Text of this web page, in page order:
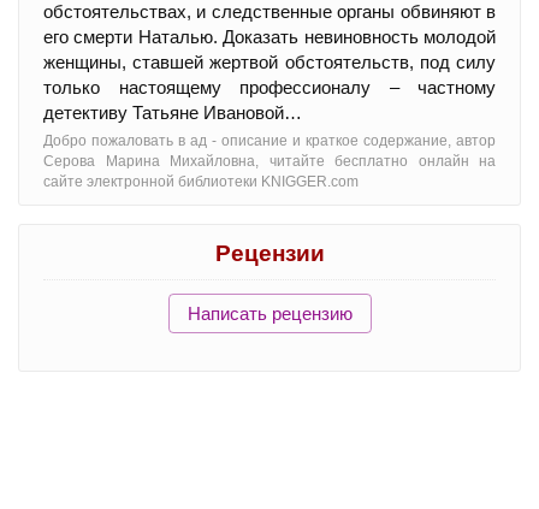
обстоятельствах, и следственные органы обвиняют в
его смерти Наталью. Доказать невиновность молодой
женщины, ставшей жертвой обстоятельств, под силу
только настоящему профессионалу – частному
детективу Татьяне Ивановой…
Добро пожаловать в ад - oписание и краткое содержание, автор
Серова Марина Михайловна, читайте бесплатно онлайн на
сайте электронной библиотеки KNIGGER.com
Рецензии
Написать рецензию